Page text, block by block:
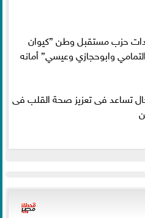
حزب مستقبل وطن ”كيوان
وابوحجازي وعيسي” أمانه
تساعد فى تعزيز صحة القلب فى